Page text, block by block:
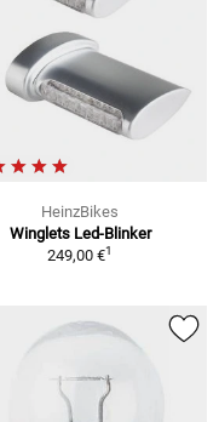
HeinzBikes
Winglets Led-Blinker
249,00 €1